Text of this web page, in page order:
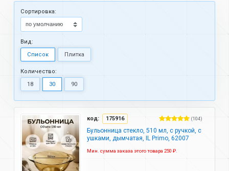
Cортировка:
Вид:
Список
Плитка
Количество:
18
30 90
код: 175916 (104)
Бульонница стекло, 510 мл, с ручкой, с
ушками, дымчатая, IL Primo, 62007
Мин. сумма заказа этого товара 250 ₽.